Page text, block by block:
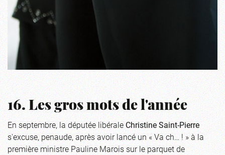
16. Les gros mots de l'année
En septembre, la députée libéraleChristineSaint-Pierre
s'excuse, penaude, après avoir lancé un « Va ch… ! » à la
première ministre Pauline Marois sur le parquet de